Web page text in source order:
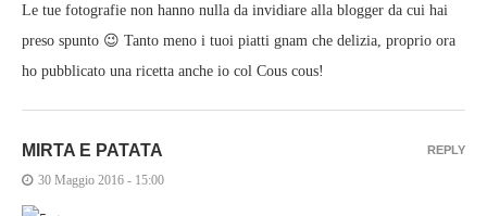
Le tue fotografie non hanno nulla da invidiare alla blogger da cui hai
preso spunto 😉 Tanto meno i tuoi piatti gnam che delizia, proprio ora
ho pubblicato una ricetta anche io col Cous cous!
MIRTA E PATATA
30 Maggio 2016 - 15:00
REPLY